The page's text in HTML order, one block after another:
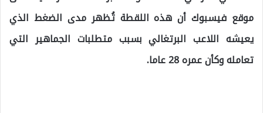
موقع فيسبوك أن هذه اللقطة تُظهر مدى الضغط الذي
يعيشه اللاعب البرتغالي بسبب متطلبات الجماهير التي
تعامله وكأن عمره 28 عاما.